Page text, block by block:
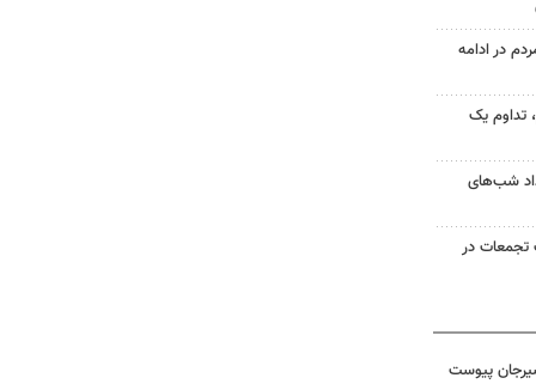
اجتماع مردم در ادامه
مردم، تداوم یک
امتداد شب‌های
در
پیوست